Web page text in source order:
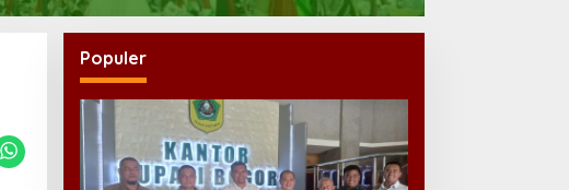
Populer